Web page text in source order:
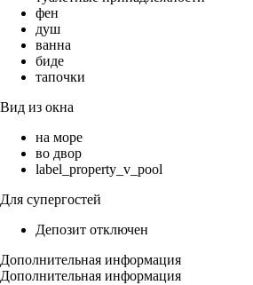
фен
душ
ванна
биде
тапочки
Вид из окна
на море
во двор
label_property_v_pool
Для супергостей
Депозит отключен
Дополнительная информация
Дополнительная информация